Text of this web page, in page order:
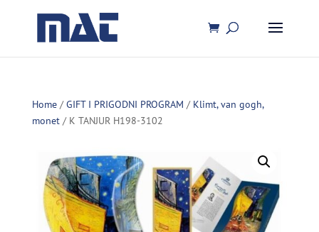
Home/GIFT I PRIGODNI PROGRAM / Klimt, van gogh,
monet/ K TANJUR H198-3102